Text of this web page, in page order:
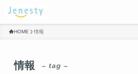
HOME 情報
情報 – tag –